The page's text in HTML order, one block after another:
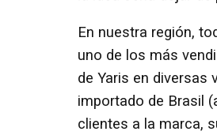
En nuestra región,
uno de los más
de Yaris en diversas
importado de Brasil
clientes a la marca,